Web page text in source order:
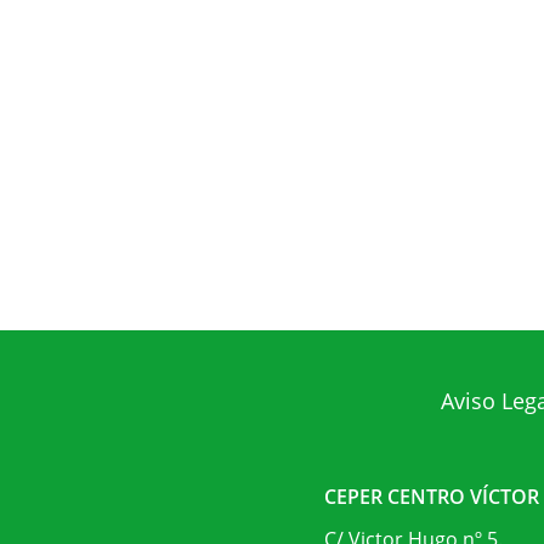
Aviso
CEPER CENTRO